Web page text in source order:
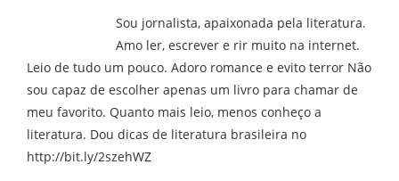
Sou jornalista, apaixonada pela literatura.
Amo ler, escrever e rir muito na internet.
Leio de tudo um pouco. Adoro romance e evito terror Não
sou capaz de escolher apenas um livro para chamar de
meu favorito. Quanto mais leio, menos conheço a
literatura. Dou dicas de literatura brasileira no
http://bit.ly/2szehWZ